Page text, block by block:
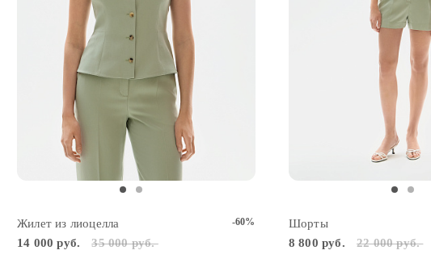
Жилет из лиоцелла -60%
14 000 руб. 35 000 руб.
Шорты
8 800 руб. 22 000 руб.